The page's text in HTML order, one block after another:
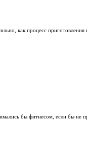
как процесс
бы фитнесом, если бы не